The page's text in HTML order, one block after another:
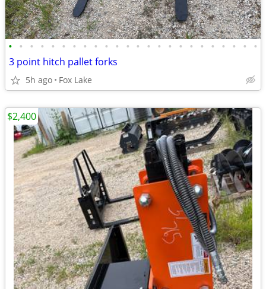
• • • • • • • • • • • • • • • • • • • • • • • •
3 point hitch pallet forks
5h ago Fox Lake
$2,400